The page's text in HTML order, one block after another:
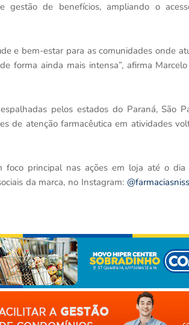
gestão de benefícios, ampliando o
e bem-estar para as comunidades onde
forma ainda mais intensa”, afirma
pelos estados do Paraná, São
de atenção farmacêutica em atividades
principal nas ações em loja até o dia
da marca, no Instagram: